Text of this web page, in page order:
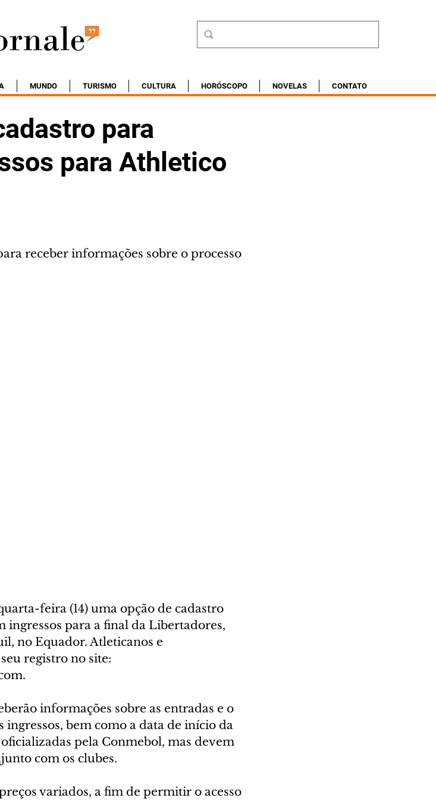
MUNDO TURISMO CULTURA HORÓSCOPO NOVELAS CONTATO
para
para Athletico
receber informações sobre o processo
feira (14) uma opção de cadastro
ingressos para a final da Libertadores,
no Equador. Atleticanos e
registro no site:
informações sobre as entradas e o
ingressos, bem como a data de início da
pela Conmebol, mas devem
com os clubes.
variados, a fim de permitir o acesso